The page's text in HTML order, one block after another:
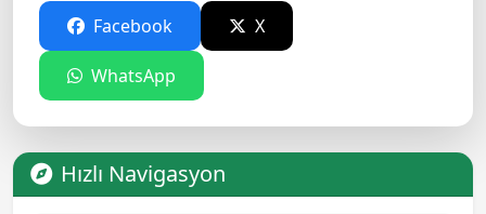
Facebook X
WhatsApp
Hızlı Navigasyon